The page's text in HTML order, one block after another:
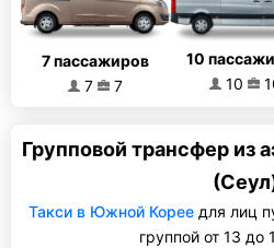
7 пассажиров
7
7
10
10
Групповой трансфер из
Такси в Южной Корее для лиц
группой от 13 до